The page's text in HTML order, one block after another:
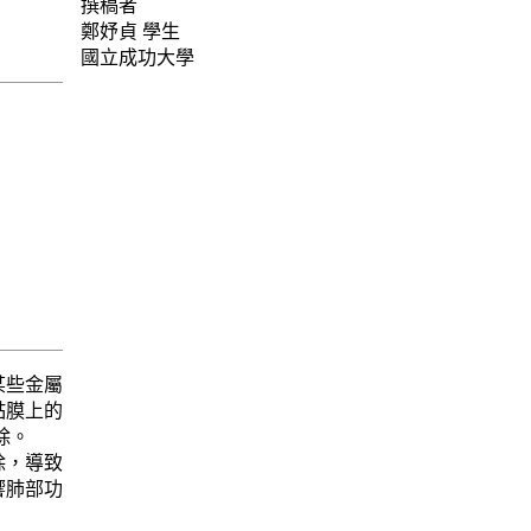
金屬
上的
。
導致
部功
鄭妤貞 學生
國立成功大學